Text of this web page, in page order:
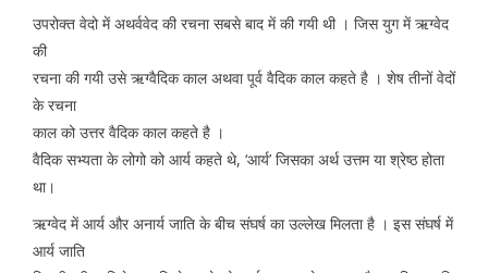
उपरोक्त वेदो में अथर्ववेद की रचना सबसे बाद में की गयी थी । जिस युग में ऋग्वेद
की
रचना की गयी उसे ऋग्वैदिक काल अथवा पूर्व वैदिक काल कहते है । शेष तीनों वेदों
के रचना
काल को उत्तर वैदिक काल कहते है ।
वैदिक सभ्यता के लोगो को आर्य कहते थे, ‘आर्य’ जिसका अर्थ उत्तम या श्रेष्ठ होता
था।
ऋग्वेद में आर्य और अनार्य जाति के बीच संघर्ष का उल्लेख मिलता है । इस संघर्ष में
आर्य जाति